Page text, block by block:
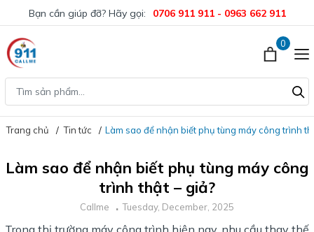
Bạn cần giúp đỡ? Hãy gọi: 0706 911 911 - 0963 662 911
0
Trang chủ Tin tức Làm sao để nhận biết phụ tùng máy công trình
Làm sao để nhận biết phụ tùng máy công
trình thật – giả?
Callme Tuesday, December, 2025
Trong thị trường máy công trình hiện nay, nhu cầu thay thế